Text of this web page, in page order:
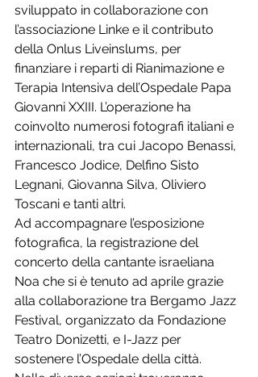
sviluppato in collaborazione con
l’associazione Linke e il contributo
della Onlus Liveinslums, per
finanziare i reparti di Rianimazione e
Terapia Intensiva dell’Ospedale Papa
Giovanni XXIII. L’operazione ha
coinvolto numerosi fotografi italiani e
internazionali, tra cui Jacopo Benassi,
Francesco Jodice, Delfino Sisto
Legnani, Giovanna Silva, Oliviero
Toscani e tanti altri.
Ad accompagnare l’esposizione
fotografica, la registrazione del
concerto della cantante israeliana
Noa che si è tenuto ad aprile grazie
alla collaborazione tra Bergamo Jazz
Festival, organizzato da Fondazione
Teatro Donizetti, e I-Jazz per
sostenere l’Ospedale della città.